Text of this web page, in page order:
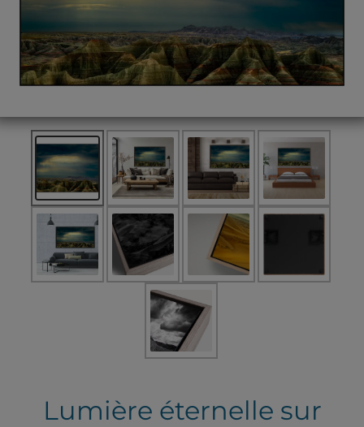
Lumière éternelle sur